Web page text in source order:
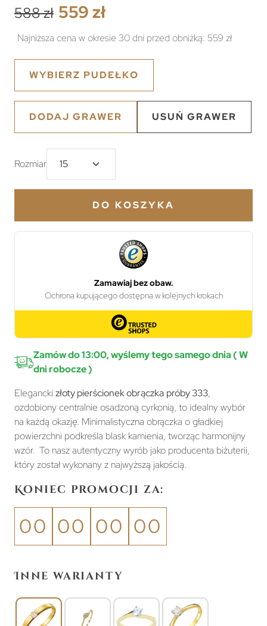
588 zł 559 zł
Najniższa cena w okresie 30 dni przed obniżką: 559 zł
WYBIERZ PUDEŁKO
DODAJ GRAWER USUŃ GRAWER
Rozmiar
DO KOSZYKA
Zamów do 13:00, wyślemy tego samego dnia ( W
dni robocze )
Elegancki złoty pierścionek obrączka próby 333,
ozdobiony centralnie osadzoną cyrkonią, to idealny wybór
na każdą okazję. Minimalistyczna obrączka o gładkiej
powierzchni podkreśla blask kamienia, tworząc harmonijny
wzór. To nasz autentyczny wyrób jako producenta biżuterii,
który został wykonany z najwyższą jakością.
Koniec promocji za:
00 00 00 00
Inne warianty